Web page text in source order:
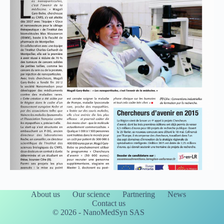
About us Our science Partnering
News
Contact us
© 2026 - NanoMedSyn SAS